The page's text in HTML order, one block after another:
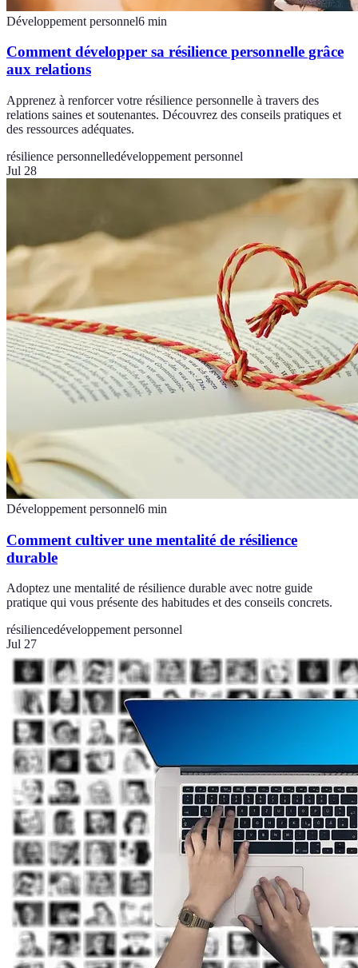
Développement personnel6 min
Comment développer sa résilience personnelle grâce
aux relations
Apprenez à renforcer votre résilience personnelle à travers des
relations saines et soutenantes. Découvrez des conseils pratiques et
des ressources adéquates.
résilience personnelledéveloppement personnel
Jul 28
Développement personnel6 min
Comment cultiver une mentalité de résilience
durable
Adoptez une mentalité de résilience durable avec notre guide
pratique qui vous présente des habitudes et des conseils concrets.
résiliencedéveloppement personnel
Jul 27